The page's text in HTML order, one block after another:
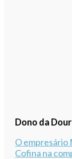
Dono da
O empresário
Cofina na